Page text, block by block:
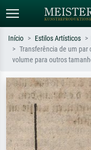
Pesquisa padrão
ex: Monet, Noite
impressionismo, onda de
Início Estilos Artísticos
Transferência de um
volume para outros